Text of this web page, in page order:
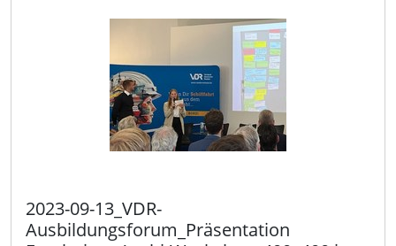
2023-09-13_VDR-
Ausbildungsforum_Präsentation